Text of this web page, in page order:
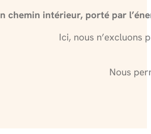
n chemin intérieur, porté par
Ici, nous n’excluons
Nous